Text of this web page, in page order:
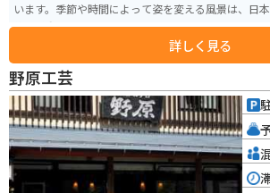
います。季節や時間によって姿を変える風景は、日
朴な感動を与えてくれます。
詳しく見る
野原工芸